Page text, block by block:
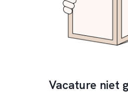
Vacature niet